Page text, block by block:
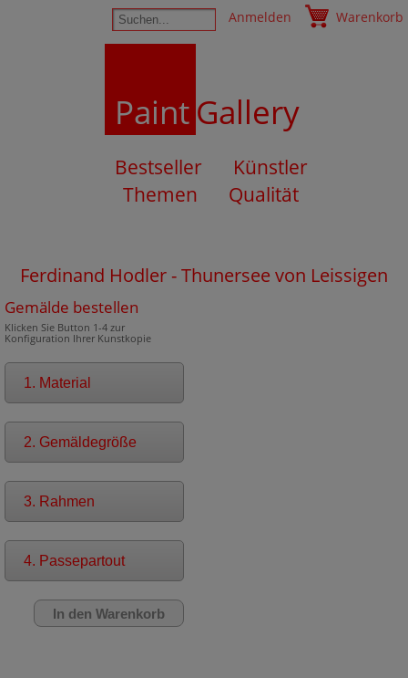
Anmelden Warenkorb
PaintGallery
Bestseller
Künstler
Themen
Qualität
Ferdinand Hodler - Thunersee von Leissigen
Gemälde bestellen
Klicken Sie Button 1-4 zur
Konfiguration Ihrer Kunstkopie
1. Material
2. Gemäldegröße
3. Rahmen
4. Passepartout